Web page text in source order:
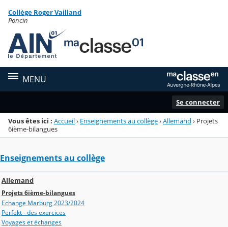
Menu de la rubrique
Contenu
Collège Roger Vailland
Poncin
MENU
Se connecter
Vous êtes ici : Accueil› Enseignements au collège›Allemand › Projets
6ième-bilangues
Enseignements au collège
Allemand
Projets 6ième-bilangues
Echange Marburg 2023/2024
Perfekt - des exercices
Voyages et échanges